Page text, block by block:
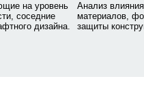
на уровень
соседние
дизайна.
Анализ
материалов,
защиты